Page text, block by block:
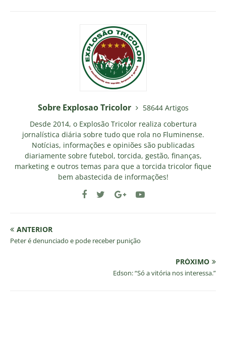
Sobre Explosao Tricolor
58644 Artigos
Desde 2014, o Explosão Tricolor realiza cobertura
jornalística diária sobre tudo que rola no Fluminense.
Notícias, informações e opiniões são publicadas
diariamente sobre futebol, torcida, gestão, finanças,
marketing e outros temas para que a torcida tricolor fique
bem abastecida de informações!
ANTERIOR
Peter é denunciado e pode receber punição
PRÓXIMO
Edson: “Só a vitória nos interessa.”